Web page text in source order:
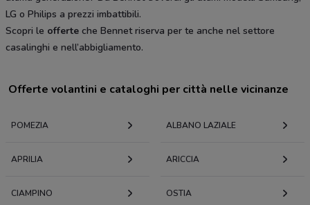
LG o Philips a prezzi imbattibili.
Scopri le offerte che Bennet riserva per te anche nel settore
casalinghi e nell’abbigliamento.
Offerte volantini e cataloghi per città nelle vicinanze
POMEZIA ALBANO LAZIALE
APRILIA ARICCIA
CIAMPINO OSTIA